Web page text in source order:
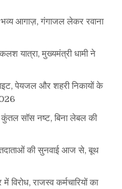
भव्य आगाज़, गंगाजल लेकर रवाना
यात्रा, मुख्यमंत्री धामी ने
पेयजल और शहरी निकायों के
सॉस नष्ट, बिना लेबल की
की सुनवाई आज से, बूथ
विरोध, राजस्व कर्मचारियों का